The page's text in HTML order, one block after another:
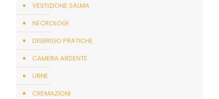
VESTIZIONE SALMA
NECROLOGI
DISBRIGO PRATICHE
CAMERA ARDENTE
URNE
CREMAZIONI